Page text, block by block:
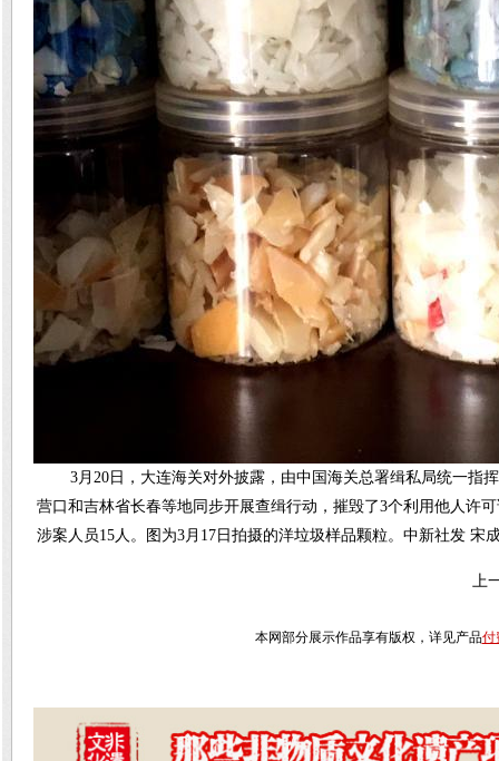
3月20日，大连海关对外披露，由中国海关总署缉私局统一指
营口和吉林省长春等地同步开展查缉行动，摧毁了3个利用他人许
涉案人员15人。图为3月17日拍摄的洋垃圾样品颗粒。中新社发 宋
上
本网部分展示作品享有版权，详见产品付